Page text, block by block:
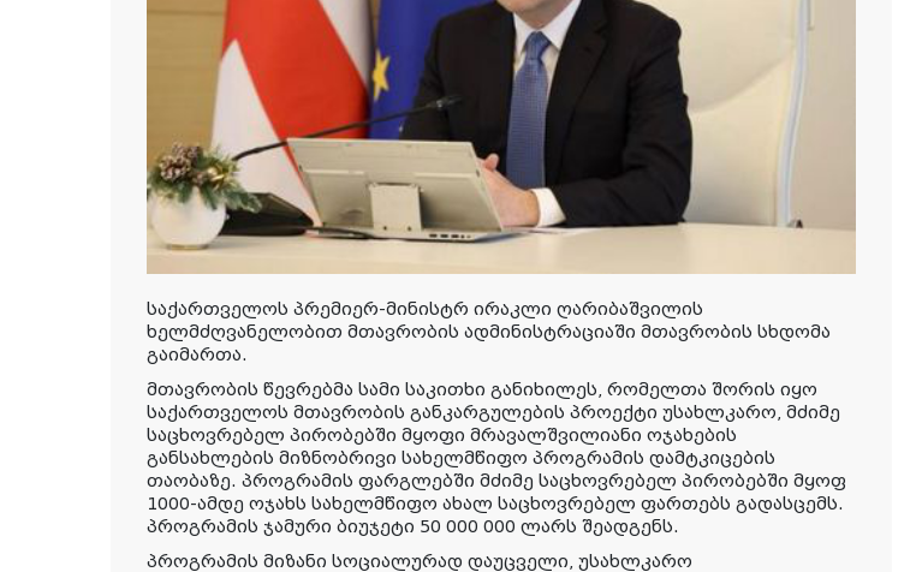
საქართველოს პრემიერ-მინისტრ ირაკლი ღარიბაშვილის
ხელმძღვანელობით მთავრობის ადმინისტრაციაში მთავრობის სხდომა
გაიმართა.
მთავრობის წევრებმა სამი საკითხი განიხილეს, რომელთა შორის იყო
საქართველოს მთავრობის განკარგულების პროექტი უსახლკარო, მძიმე
საცხოვრებელ პირობებში მყოფი მრავალშვილიანი ოჯახების
განსახლების მიზნობრივი სახელმწიფო პროგრამის დამტკიცების
თაობაზე. პროგრამის ფარგლებში მძიმე საცხოვრებელ პირობებში მყოფ
1000-ამდე ოჯახს სახელმწიფო ახალ საცხოვრებელ ფართებს გადასცემს.
პროგრამის ჯამური ბიუჯეტი 50 000 000 ლარს შეადგენს.
პროგრამის მიზანი სოციალურად დაუცველი, უსახლკარო